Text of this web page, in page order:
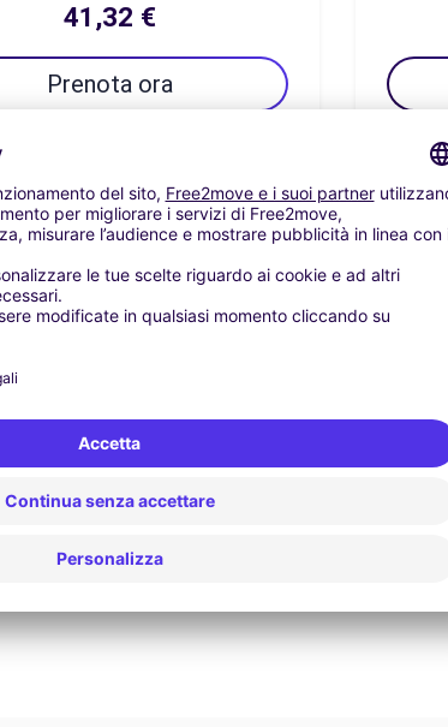
41,32 €
Prenota ora
7 giorno/i
A partire da